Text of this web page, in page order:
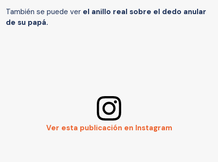
También se puede ver el anillo real sobre el dedo anular
de su papá.
Ver esta publicación en Instagram